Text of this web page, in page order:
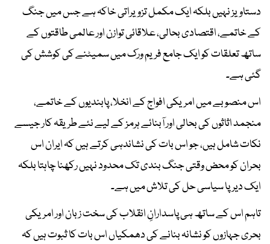
دستاویز نہیں بلکہ ایک مکمل تزویراتی خاکہ ہے جس میں جنگ
کے خاتمے، اقتصادی بحالی، علاقائی توازن اور عالمی طاقتوں کے
ساتھ تعلقات کو ایک جامع فریم ورک میں سمیٹنے کی کوشش کی
گئی ہے۔
اس منصوبے میں امریکی افواج کے انخلا، پابندیوں کے خاتمے،
منجمد اثاثوں کی بحالی اور آبنائے ہرمز کے لیے نئے طریقہ کار جیسے
نکات شامل ہیں، جو اس بات کی نشاندہی کرتے ہیں کہ ایران اس
بحران کو محض وقتی جنگ بندی تک محدود نہیں رکھنا چاہتا بلکہ
ایک دیرپا سیاسی حل کی تلاش میں ہے۔
تاہم اس کے ساتھ ہی پاسدارانِ انقلاب کی سخت زبان اور امریکی
بحری جہازوں کو نشانہ بنانے کی دھمکیاں اس بات کا ثبوت ہیں کہ